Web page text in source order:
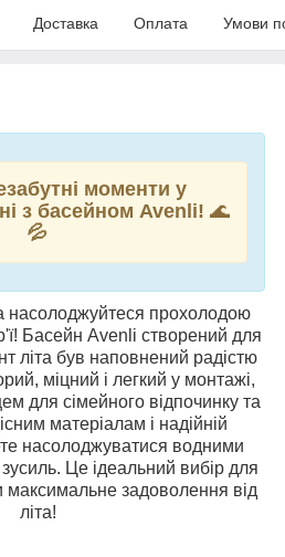
Доставка Оплата Умови
моменти у
з басейном Avenli! 🌊
💦
насолоджуйтеся прохолодою
Басейн Avenli створений для
літа був наповнений радістю
міцний і легкий у монтажі,
для сімейного відпочинку та
матеріалам і надійній
насолоджуватися водними
Це ідеальний вибір для
максимальне задоволення від
літа!